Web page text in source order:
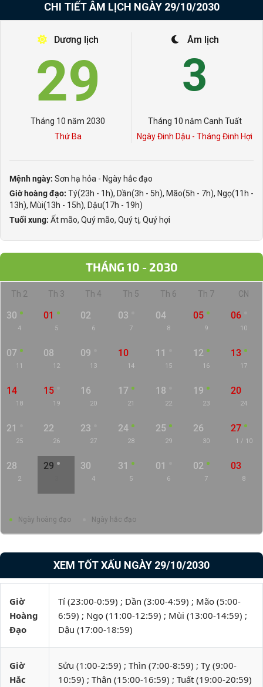
CHI TIẾT ÂM LỊCH NGÀY 29/10/2030
Dương lịch
29
Tháng 10 năm 2030
Thứ Ba
Âm lịch
3
Tháng 10 năm Canh Tuất
Ngày Đinh Dậu - Tháng Đinh Hợi
Mệnh ngày: Sơn hạ hỏa - Ngày hắc đạo
Giờ hoàng đạo: Tý(23h - 1h), Dần(3h - 5h), Mão(5h - 7h), Ngọ(11h -
13h), Mùi(13h - 15h), Dậu(17h - 19h)
Tuổi xung: Ất mão, Quý mão, Quý tị, Quý hợi
THÁNG 10 - 2030
Th 2 Th 3 Th 4 Th 5 Th 6 Th 7 CN
30
4
01
5
02
6
03
7
04
8
05
9
06
10
07
11
08
12
09
13
10
14
11
15
12
16
13
17
14
18
15
19
16
20
17
21
18
22
19
23
20
24
21
25
22
26
23
27
24
28
25
29
26
30
27
1 / 10
28
2
29 30
4
31
5
01
6
02
7
03
8
Ngày hoàng đạo Ngày hắc đạo
XEM TỐT XẤU NGÀY 29/10/2030
Giờ
Hoàng
Đạo
Tí (23:00-0:59) ; Dần (3:00-4:59) ; Mão (5:00-
6:59) ; Ngọ (11:00-12:59) ; Mùi (13:00-14:59) ;
Dậu (17:00-18:59)
Giờ
Hắc
Sửu (1:00-2:59) ; Thìn (7:00-8:59) ; Tỵ (9:00-
10:59) ; Thân (15:00-16:59) ; Tuất (19:00-20:59)